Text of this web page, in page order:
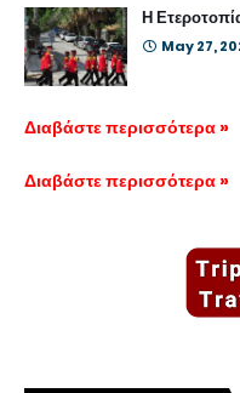
Η
May 27,
Διαβάστε περισσότερα »
Διαβάστε περισσότερα »